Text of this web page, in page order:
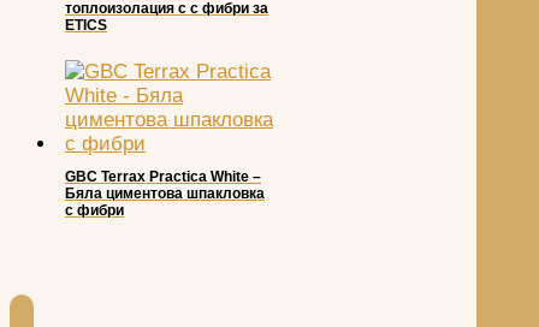
топлоизолация с с фибри за
ETICS
GBC Terrax Practica White –
Бялa циментова шпакловка
с фибри